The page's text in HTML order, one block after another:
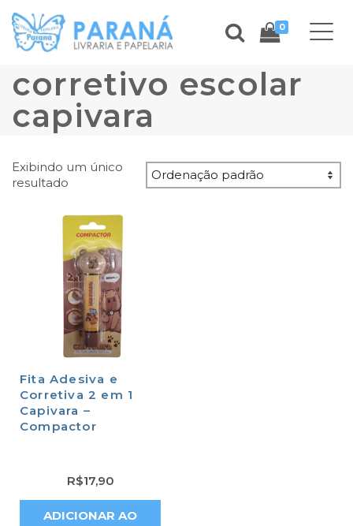
0
corretivo escolar
capivara
Exibindo um único
resultado
Fita Adesiva e
Corretiva 2 em 1
Capivara –
Compactor
R$17,90
ADICIONAR AO